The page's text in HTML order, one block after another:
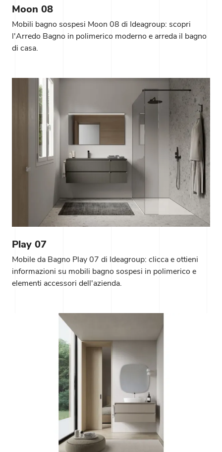
Moon 08
Mobili bagno sospesi Moon 08 di Ideagroup: scopri
l'Arredo Bagno in polimerico moderno e arreda il bagno
di casa.
Play 07
Mobile da Bagno Play 07 di Ideagroup: clicca e ottieni
informazioni su mobili bagno sospesi in polimerico e
elementi accessori dell'azienda.